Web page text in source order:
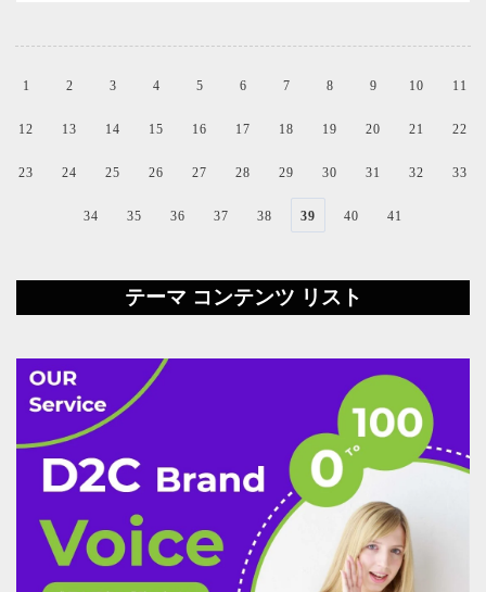
1 2 3 4 5 6 7 8 9 10 11
12 13 14 15 16 17 18 19 20 21 22
23 24 25 26 27 28 29 30 31 32 33
34 35 36 37 38 39 40 41
テーマ コンテンツ リスト